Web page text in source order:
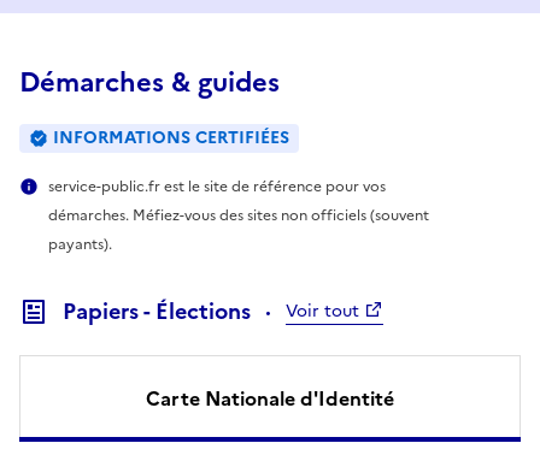
Démarches & guides
INFORMATIONS CERTIFIÉES
service-public.fr est le site de référence pour vos
démarches. Méfiez-vous des sites non officiels (souvent
payants).
Papiers - Élections Voir tout
Carte Nationale d'Identité